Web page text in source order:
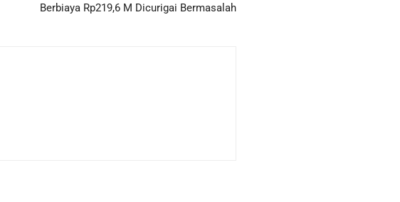
Berbiaya Rp219,6 M Dicurigai Bermasalah